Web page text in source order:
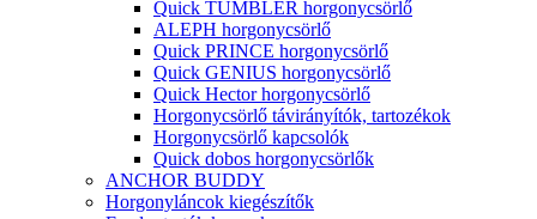
Quick TUMBLER horgonycsörlő
ALEPH horgonycsörlő
Quick PRINCE horgonycsörlő
Quick GENIUS horgonycsörlő
Quick Hector horgonycsörlő
Horgonycsörlő távirányítók, tartozékok
Horgonycsörlő kapcsolók
Quick dobos horgonycsörlők
ANCHOR BUDDY
Horgonyláncok kiegészítők